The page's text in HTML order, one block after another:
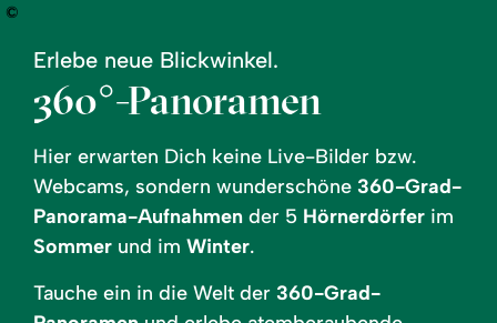
©
Erlebe neue Blickwinkel.
360°-Panoramen
Hier erwarten Dich keine Live-Bilder bzw.
Webcams, sondern wunderschöne 360-Grad-
Panorama-Aufnahmen der 5 Hörnerdörfer im
Sommer und im Winter.
Tauche ein in die Welt der 360-Grad-